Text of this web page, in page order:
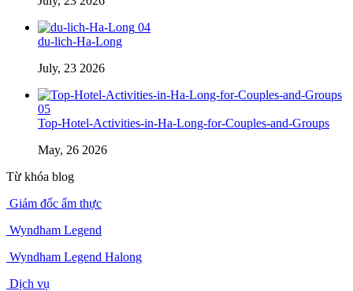
04
du-lich-Ha-Long
July, 23 2026
05
Top-Hotel-Activities-in-Ha-Long-for-Couples-and-Groups
May, 26 2026
Từ khóa blog
Giám đốc ẩm thực
Wyndham Legend
Wyndham Legend Halong
Dịch vụ